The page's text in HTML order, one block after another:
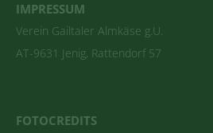
IMPRESSUM
Verein Gailtaler Almkäse g.U.
AT-9631 Jenig, Rattendorf 57
FOTOCREDITS